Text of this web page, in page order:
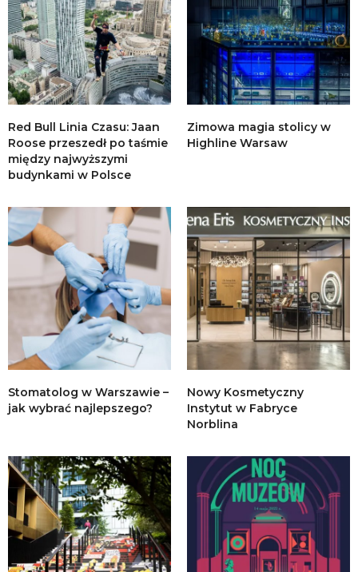
Red Bull Linia Czasu: Jaan
Roose przeszedł po taśmie
między najwyższymi
budynkami w Polsce
Zimowa magia stolicy w
Highline Warsaw
Stomatolog w Warszawie –
jak wybrać najlepszego?
Nowy Kosmetyczny
Instytut w Fabryce
Norblina